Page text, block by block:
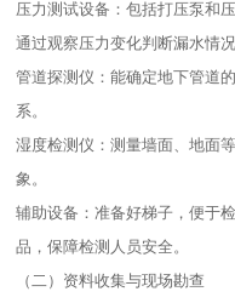
压力测试设备：包括打压泵和
通过观察压力变化判断漏水情况
管道探测仪：能确定地下管道
系。​
湿度检测仪：测量墙面、地面
象。​
辅助设备：准备好梯子，便于
品，保障检测人员安全。​
（二）资料收集与现场勘查​